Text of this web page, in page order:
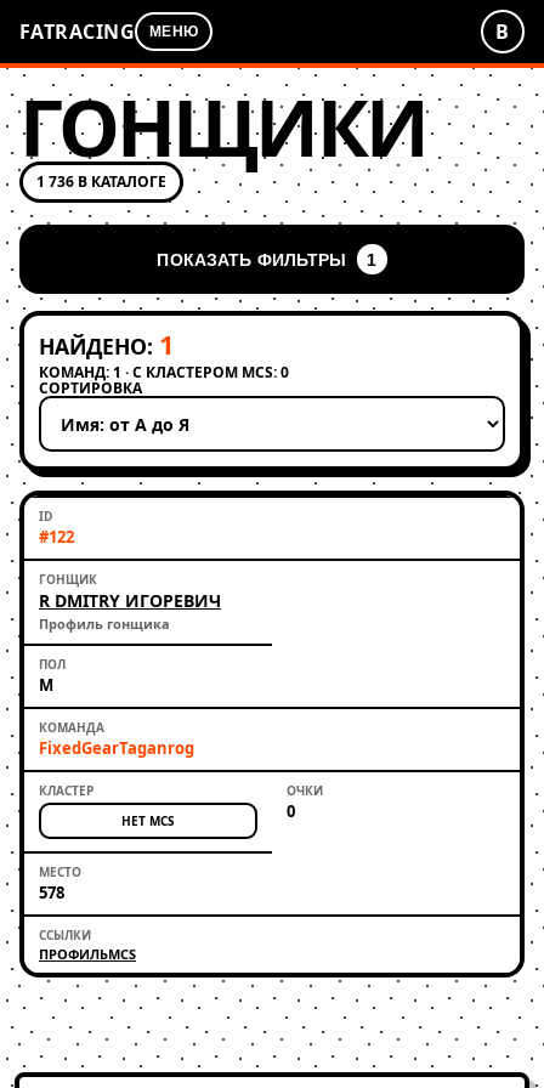
FATRACING МЕНЮ В
ГОНЩИКИ
1 736 В КАТАЛОГЕ
ПОКАЗАТЬ ФИЛЬТРЫ 1
НАЙДЕНО: 1
КОМАНД: 1 · С КЛАСТЕРОМ MCS: 0
СОРТИРОВКА
Применить сортировку
#122
R DMITRY ИГОРЕВИЧ
Профиль гонщика
М
FixedGearTaganrog
НЕТ MCS 0
578
ПРОФИЛЬMCS